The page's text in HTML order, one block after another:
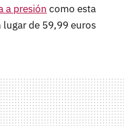
a presión como esta
lugar de 59,99 euros